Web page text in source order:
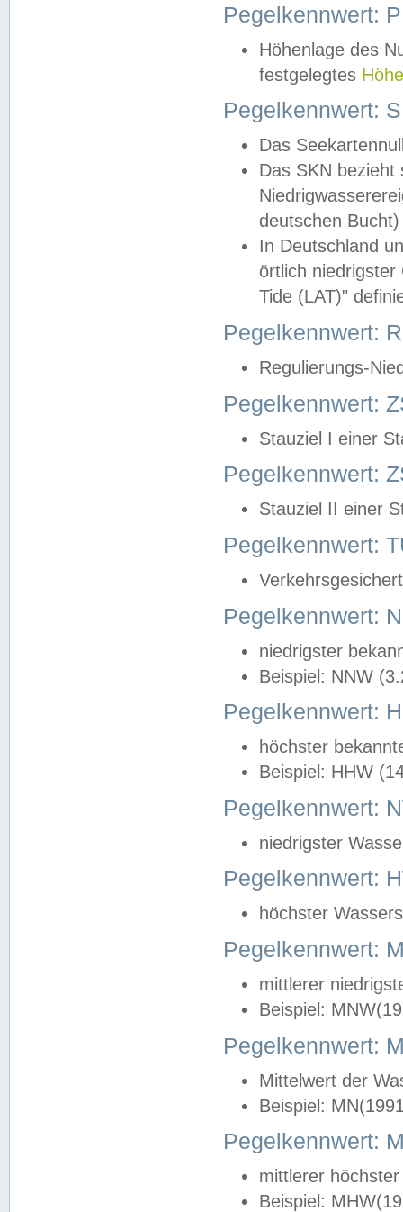
Pegelkennwert:
Höhenlage des
festgelegtes
Pegelkennwert:
Das
Das SKN
deutschen
In Deutschland
örtlich
Tide (LAT)"
Pegelkennwert:
Regulierungs-
Pegelkennwert:
Stauziel I einer
Pegelkennwert:
Stauziel II einer
Pegelkennwert:
Pegelkennwert:
niedrigster
Beispiel: NNW
Pegelkennwert:
höchster
Beispiel: HHW
Pegelkennwert:
niedrigster
Pegelkennwert:
höchster
Pegelkennwert:
mittlerer
Beispiel:
Pegelkennwert:
Mittelwert der
Beispiel:
Pegelkennwert:
mittlerer
Beispiel: